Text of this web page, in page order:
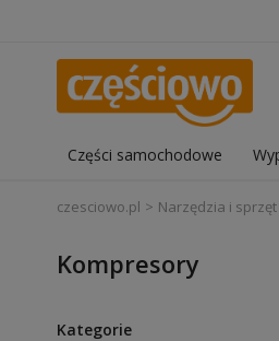
Części samochodowe
czesciowo.pl Narzędzia i
Kompresory
Kategorie